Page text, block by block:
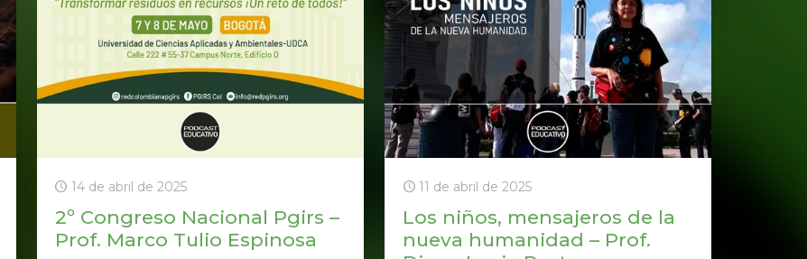
14 de abril de 2025
2º Congreso Nacional Pgirs –
Prof. Marco Tulio Espinosa
11 de abril de 2025
Los niños, mensajeros de la
nueva humanidad – Prof.